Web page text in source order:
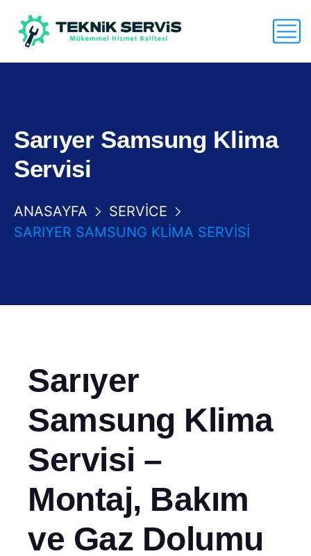
Sarıyer Samsung Klima
Servisi
ANASAYFA
SERVICE
SARIYER SAMSUNG KLIMA SERVISI
Sarıyer
Samsung Klima
Servisi –
Montaj, Bakım
ve Gaz Dolumu